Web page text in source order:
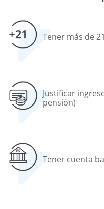
Tener más de
Justificar
pensión)
Tener cuenta